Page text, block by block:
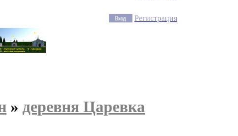
Регистрация
» деревня Царевка